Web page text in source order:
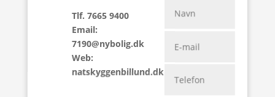
Tlf. 7665 9400
Email: 7190@nybolig.dk
Web: natskyggenbillund.dk
Tlf. 7665 9400
Email:
7190@nybolig.dk
Web:
natskyggenbillund.dk